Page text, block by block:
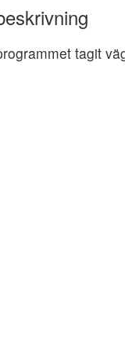
tagit